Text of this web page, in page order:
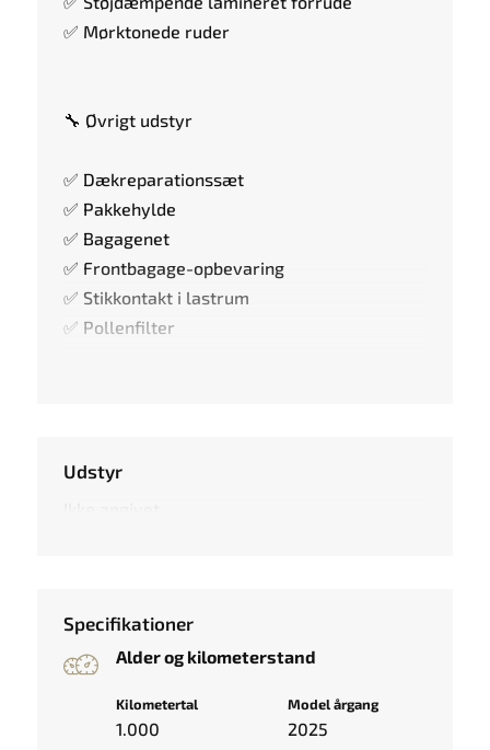
✅ Mørktonede ruder
🔧 Øvrigt udstyr
✅ Dækreparationssæt
✅ Pakkehylde
✅ Bagagenet
✅ Frontbagage-opbevaring
✅ Stikkontakt i lastrum
✅ Pollenfilter
Udstyr
Specifikationer
Alder og kilometerstand
Kilometertal
1.000
Model årgang
2025